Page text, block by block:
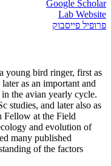
Google Scholar
Lab Website
פרופיל פייסבוק
young bird ringer, first as
as an important and
the avian yearly cycle.
studies, and later also as
Fellow at the Field
and evolution of
many published
of the factors